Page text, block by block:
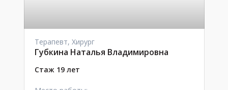
Терапевт, Хирург
Губкина Наталья Владимировна
Стаж 19 лет